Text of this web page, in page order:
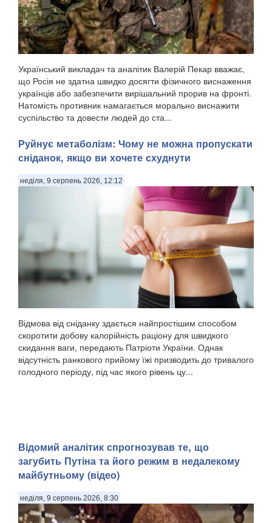
Український викладач та аналітик Валерій Пекар вважає,
що Росія не здатна швидко досягти фізичного виснаження
українців або забезпечити вирішальний прорив на фронті.
Натомість противник намагається морально виснажити
суспільство та довести людей до ста...
Руйнує метаболізм: Чому не можна пропускати
сніданок, якщо ви хочете схуднути
неділя, 9 серпень 2026, 12:12
Відмова від сніданку здається найпростішим способом
скоротити добову калорійність раціону для швидкого
скидання ваги, передають Патріоти України. Однак
відсутність ранкового прийому їжі призводить до тривалого
голодного періоду, під час якого рівень цу...
​Відомий аналітик спрогнозував те, що
загубить Путіна та його режим в недалекому
майбутньому (відео)
неділя, 9 серпень 2026, 8:30